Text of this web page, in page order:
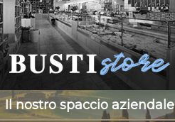
Il nostro spaccio aziendale